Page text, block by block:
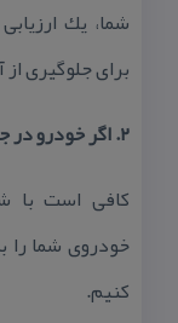
شما، یك
برای جلوگیری
۲. اگر خودرو در جاده خراب شود، چطور باید اقدام كنم؟
كافی است با
خودروی شما را
كنیم.